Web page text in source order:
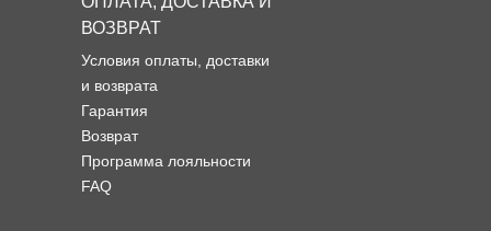
Условия оплаты, доставки
и возврата
Гарантия
Возврат
Программа лояльности
FAQ
ВОЗВРАТ